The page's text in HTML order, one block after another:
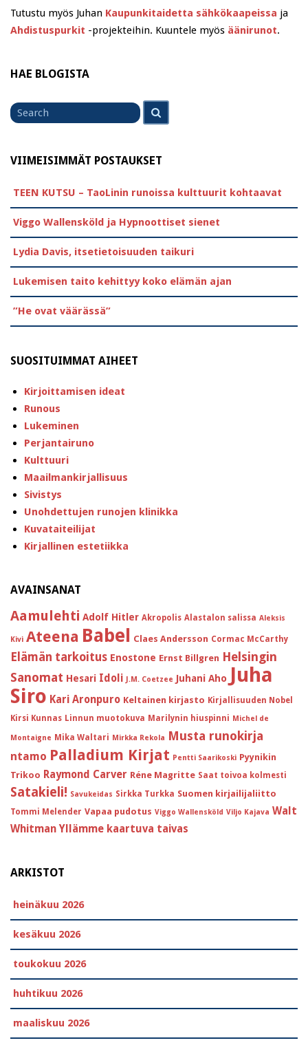
Tutustu myös Juhan Kaupunkitaidetta sähkökaapeissa ja
Ahdistuspurkit -projekteihin. Kuuntele myös äänirunot.
HAE BLOGISTA
for
VIIMEISIMMÄT POSTAUKSET
TEEN KUTSU – TaoLinin runoissa kulttuurit kohtaavat
Viggo Wallensköld ja Hypnoottiset sienet
Lydia Davis, itsetietoisuuden taikuri
Lukemisen taito kehittyy koko elämän ajan
”He ovat väärässä”
SUOSITUIMMAT AIHEET
Kirjoittamisen ideat
Runous
Lukeminen
Perjantairuno
Kulttuuri
Maailmankirjallisuus
Sivistys
Unohdettujen runojen klinikka
Kuvataiteilijat
Kirjallinen estetiikka
AVAINSANAT
Aamulehti Adolf Hitler Akropolis Alastalon salissa Aleksis
Kivi Ateena Babel Claes Andersson Cormac McCarthy
Elämän tarkoitus Enostone Ernst Billgren Helsingin
Sanomat Hesari Idoli J.M. Coetzee Juhani Aho Juha
Siro Kari Aronpuro Keltainen kirjasto Kirjallisuuden Nobel
Kirsi Kunnas Linnun muotokuva Marilynin hiuspinni Michel de
Montaigne Mika Waltari Mirkka Rekola Musta runokirja
ntamo Palladium Kirjat Pentti Saarikoski Pyynikin
Trikoo Raymond Carver Réne Magritte Saat toivoa kolmesti
Satakieli! Savukeidas Sirkka Turkka Suomen kirjailijaliitto
Tommi Melender Vapaa pudotus Viggo Wallensköld Viljo Kajava Walt
Whitman Yllämme kaartuva taivas
ARKISTOT
heinäkuu 2026
kesäkuu 2026
toukokuu 2026
huhtikuu 2026
maaliskuu 2026